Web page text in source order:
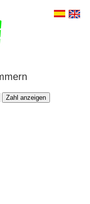
Zahl anzeigen